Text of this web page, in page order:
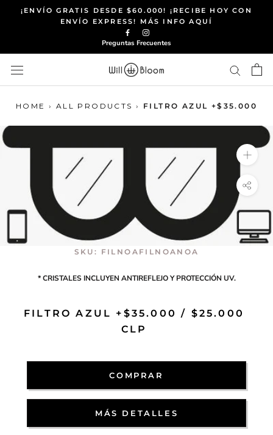
Saltar¡ENVÍO GRATIS DESDE $60.000! ¡RECIBE HOY CON
ENVÍO EXPRESS! MÁS INFO AQUÍ
Preguntas Frecuentes
HOME › ALL PRODUCTS › FILTRO AZUL +$35.000
SKU: FILNOAFILNOANOA
* CRISTALES INCLUYEN ANTIREFLEJO Y PROTECCIÓN UV.
FILTRO AZUL +$35.000 / $25.000
CLP
COMPRAR
MÁS DETALLES